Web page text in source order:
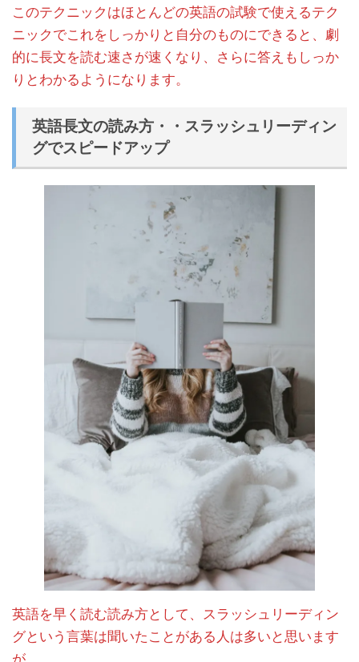
このテクニックはほとんどの英語の試験で使えるテク
ニックでこれをしっかりと自分のものにできると、劇
的に長文を読む速さが速くなり、さらに答えもしっか
りとわかるようになります。
英語長文の読み方・・スラッシュリーディン
グでスピードアップ
英語を早く読む読み方として、スラッシュリーディン
グという言葉は聞いたことがある人は多いと思います